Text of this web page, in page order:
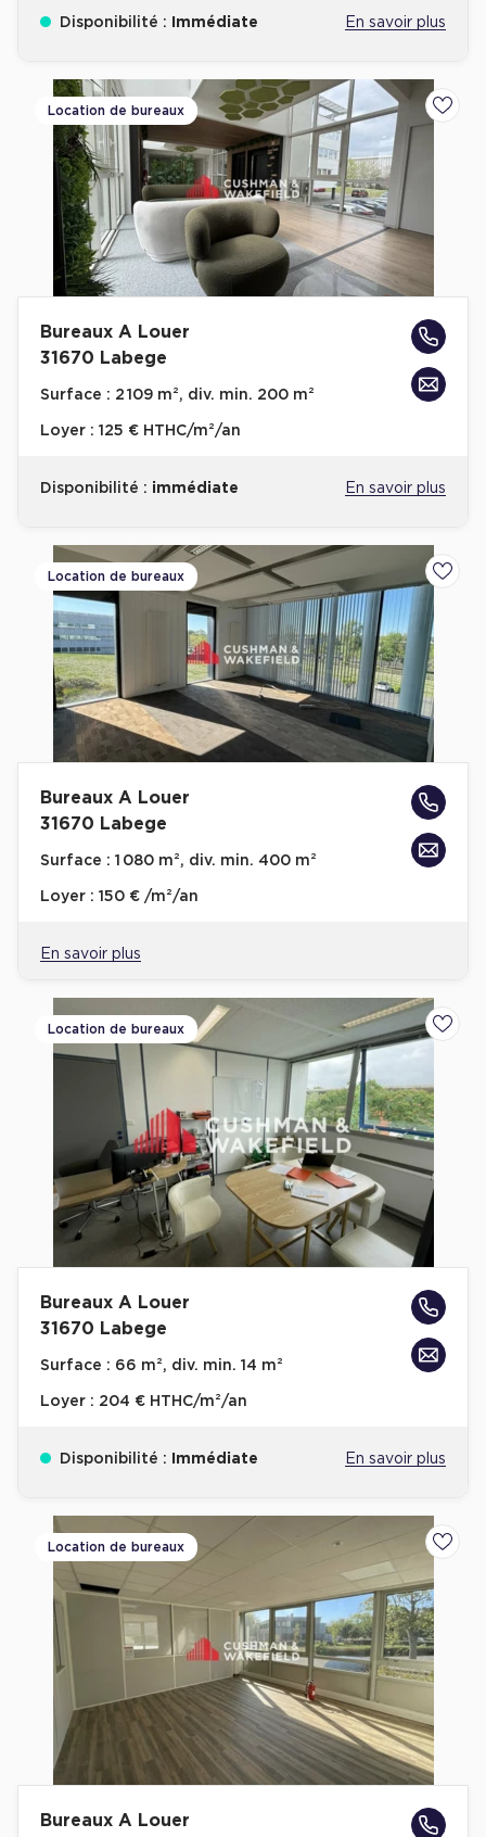
Disponibilité : Immédiate En savoir plus
Location de bureaux
Bureaux A Louer
31670 Labege
Surface : 2 109 m², div. min. 200 m²
Loyer : 125 € HTHC/m²/an
Disponibilité : immédiate En savoir plus
Location de bureaux
Bureaux A Louer
31670 Labege
Surface : 1 080 m², div. min. 400 m²
Loyer : 150 € /m²/an
En savoir plus
Location de bureaux
Bureaux A Louer
31670 Labege
Surface : 66 m², div. min. 14 m²
Loyer : 204 € HTHC/m²/an
Disponibilité : Immédiate En savoir plus
Location de bureaux
Bureaux A Louer